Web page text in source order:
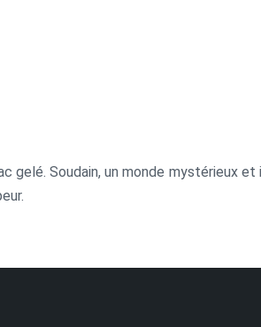
gelé. Soudain, un monde mystérieux et